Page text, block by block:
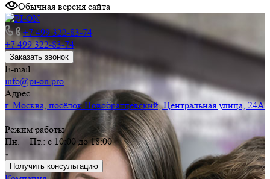
Обычная версия сайта
+7 499 322-83-74
+7 499 322-83-74
Заказать звонок
E-mail
info@pi-on.pro
Адрес
г. Москва, посёлок Новобратцевский, Центральная улица, 24А
Режим работы
Пн. – Пт.: с 10:00 до 18:00
Получить консультацию